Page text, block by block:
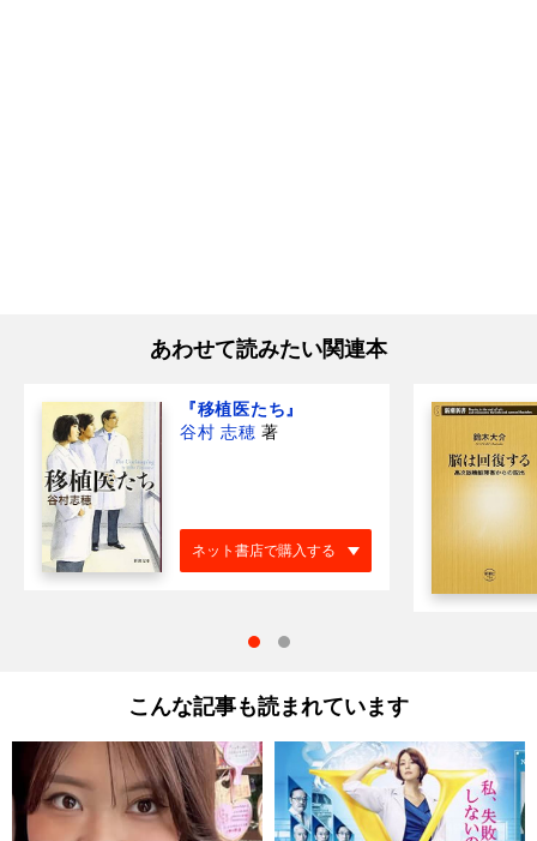
あわせて読みたい関連本
『移植医たち』
谷村 志穂 著
ネット書店で購入する
こんな記事も読まれています